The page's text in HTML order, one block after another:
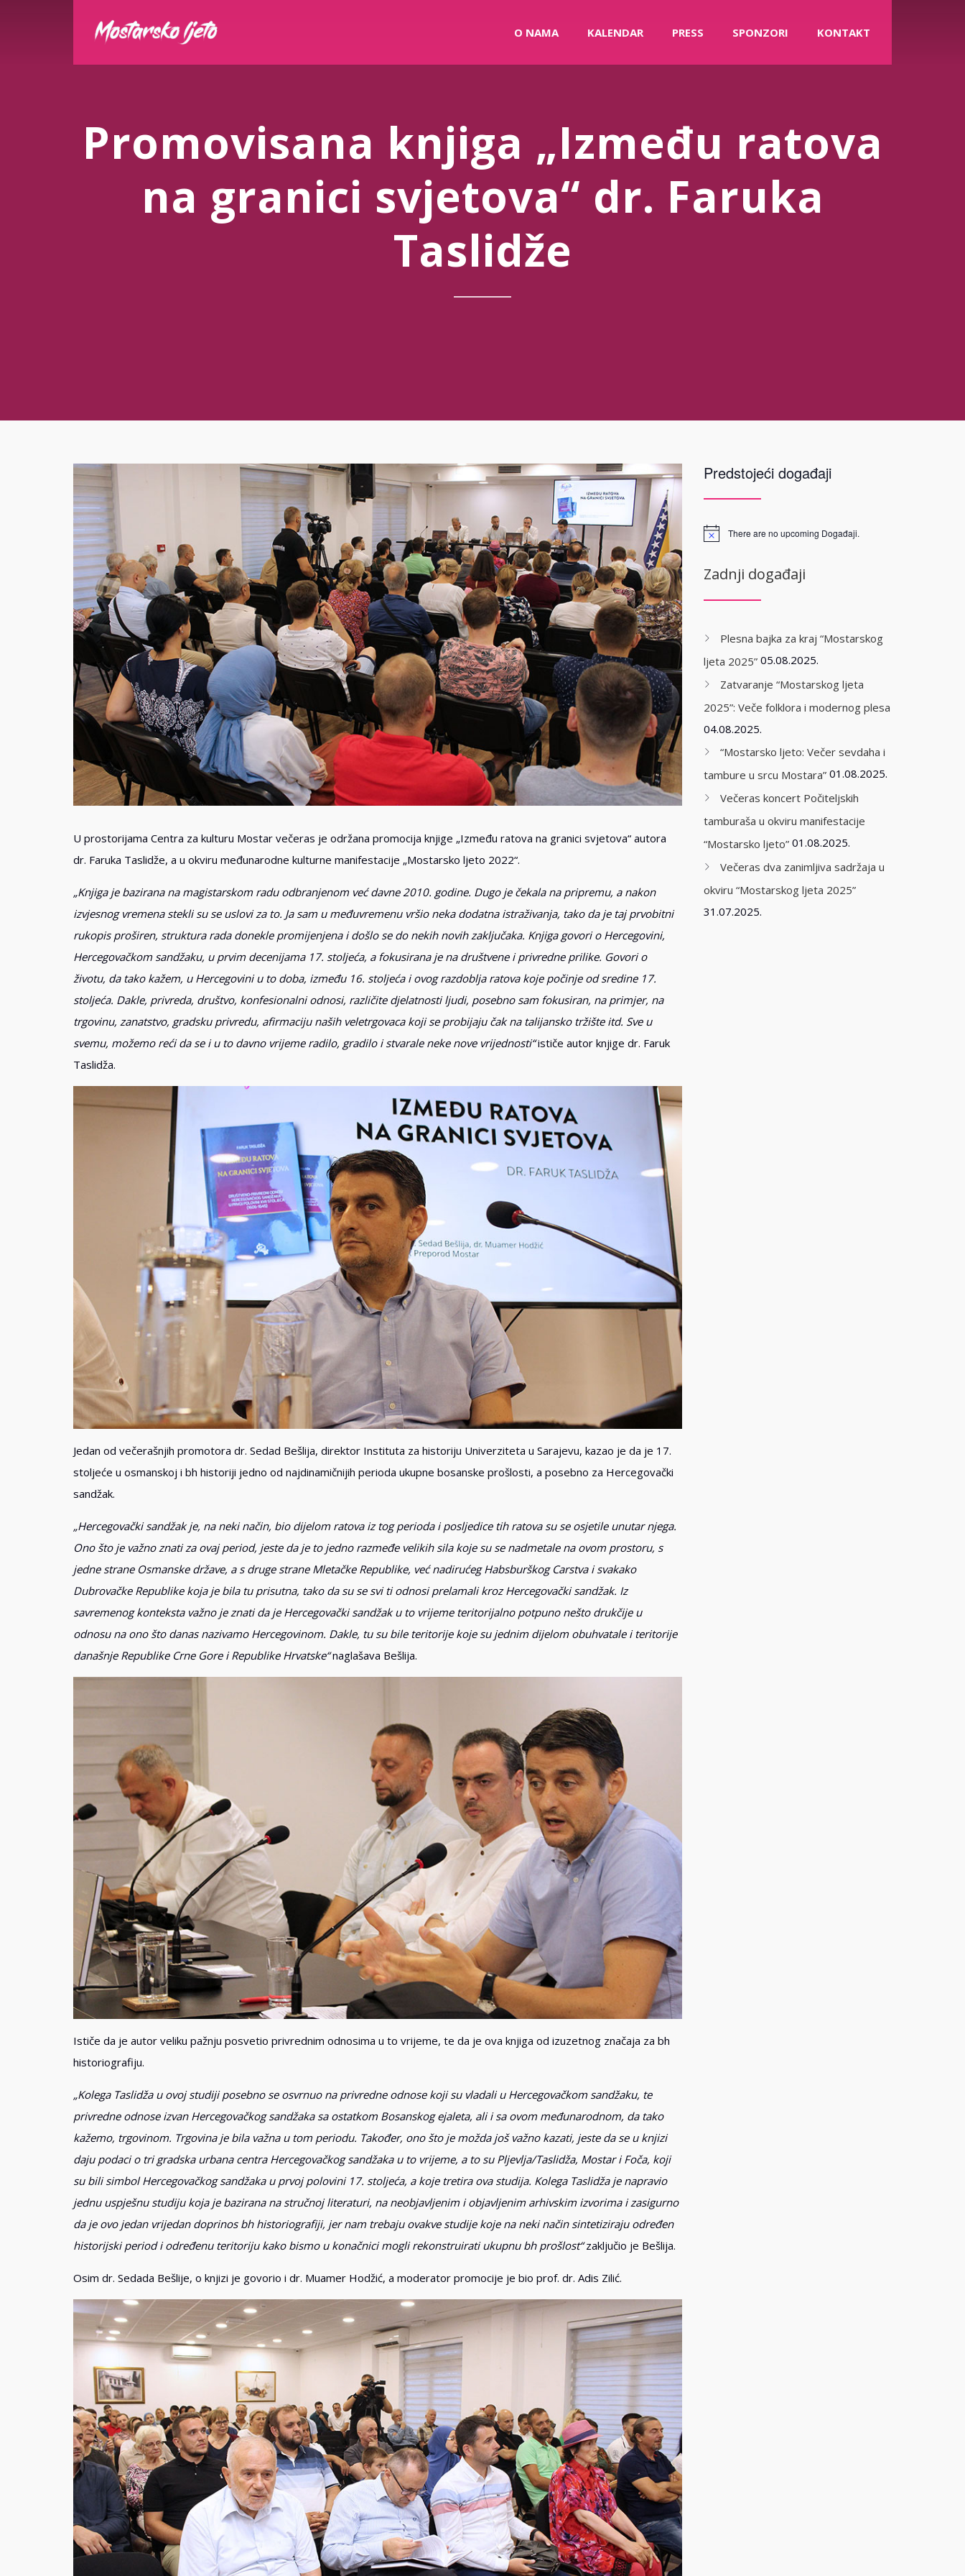
O NAMA KALENDAR PRESS SPONZORI KONTAKT
Promovisana knjiga „Između ratova
na granici svjetova“ dr. Faruka
Taslidže
U prostorijama Centra za kulturu Mostar večeras je održana promocija knjige „Između ratova na granici svjetova“ autora
dr. Faruka Taslidže, a u okviru međunarodne kulturne manifestacije „Mostarsko ljeto 2022“.
„Knjiga je bazirana na magistarskom radu odbranjenom već davne 2010. godine. Dugo je čekala na pripremu, a nakon
izvjesnog vremena stekli su se uslovi za to. Ja sam u međuvremenu vršio neka dodatna istraživanja, tako da je taj prvobitni
rukopis proširen, struktura rada donekle promijenjena i došlo se do nekih novih zaključaka. Knjiga govori o Hercegovini,
Hercegovačkom sandžaku, u prvim decenijama 17. stoljeća, a fokusirana je na društvene i privredne prilike. Govori o
životu, da tako kažem, u Hercegovini u to doba, između 16. stoljeća i ovog razdoblja ratova koje počinje od sredine 17.
stoljeća. Dakle, privreda, društvo, konfesionalni odnosi, različite djelatnosti ljudi, posebno sam fokusiran, na primjer, na
trgovinu, zanatstvo, gradsku privredu, afirmaciju naših veletrgovaca koji se probijaju čak na talijansko tržište itd. Sve u
svemu, možemo reći da se i u to davno vrijeme radilo, gradilo i stvarale neke nove vrijednosti“ističe autor knjige dr. Faruk
Taslidža.
Jedan od večerašnjih promotora dr. Sedad Bešlija, direktor Instituta za historiju Univerziteta u Sarajevu, kazao je da je 17.
stoljeće u osmanskoj i bh historiji jedno od najdinamičnijih perioda ukupne bosanske prošlosti, a posebno za Hercegovački
sandžak.
„Hercegovački sandžak je, na neki način, bio dijelom ratova iz tog perioda i posljedice tih ratova su se osjetile unutar njega.
Ono što je važno znati za ovaj period, jeste da je to jedno razmeđe velikih sila koje su se nadmetale na ovom prostoru, s
jedne strane Osmanske države, a s druge strane Mletačke Republike, već nadirućeg Habsburškog Carstva i svakako
Dubrovačke Republike koja je bila tu prisutna, tako da su se svi ti odnosi prelamali kroz Hercegovački sandžak. Iz
savremenog konteksta važno je znati da je Hercegovački sandžak u to vrijeme teritorijalno potpuno nešto drukčije u
odnosu na ono što danas nazivamo Hercegovinom. Dakle, tu su bile teritorije koje su jednim dijelom obuhvatale i teritorije
današnje Republike Crne Gore i Republike Hrvatske“naglašava Bešlija.
Ističe da je autor veliku pažnju posvetio privrednim odnosima u to vrijeme, te da je ova knjiga od izuzetnog značaja za bh
historiografiju.
„Kolega Taslidža u ovoj studiji posebno se osvrnuo na privredne odnose koji su vladali u Hercegovačkom sandžaku, te
privredne odnose izvan Hercegovačkog sandžaka sa ostatkom Bosanskog ejaleta, ali i sa ovom međunarodnom, da tako
kažemo, trgovinom. Trgovina je bila važna u tom periodu. Također, ono što je možda još važno kazati, jeste da se u knjizi
daju podaci o tri gradska urbana centra Hercegovačkog sandžaka u to vrijeme, a to su Pljevlja/Taslidža, Mostar i Foča, koji
su bili simbol Hercegovačkog sandžaka u prvoj polovini 17. stoljeća, a koje tretira ova studija. Kolega Taslidža je napravio
jednu uspješnu studiju koja je bazirana na stručnoj literaturi, na neobjavljenim i objavljenim arhivskim izvorima i zasigurno
da je ovo jedan vrijedan doprinos bh historiografiji, jer nam trebaju ovakve studije koje na neki način sintetiziraju određen
historijski period i određenu teritoriju kako bismo u konačnici mogli rekonstruirati ukupnu bh prošlost“zaključio je Bešlija.
Osim dr. Sedada Bešlije, o knjizi je govorio i dr. Muamer Hodžić, a moderator promocije je bio prof. dr. Adis Zilić.
Predstojeći događaji
There are no upcoming Događaji.
Zadnji događaji
Plesna bajka za kraj “Mostarskog
ljeta 2025” 05.08.2025.
Zatvaranje “Mostarskog ljeta
2025”: Veče folklora i modernog plesa
04.08.2025.
“Mostarsko ljeto: Večer sevdaha i
tambure u srcu Mostara” 01.08.2025.
Večeras koncert Počiteljskih
tamburaša u okviru manifestacije
“Mostarsko ljeto” 01.08.2025.
Večeras dva zanimljiva sadržaja u
okviru “Mostarskog ljeta 2025”
31.07.2025.